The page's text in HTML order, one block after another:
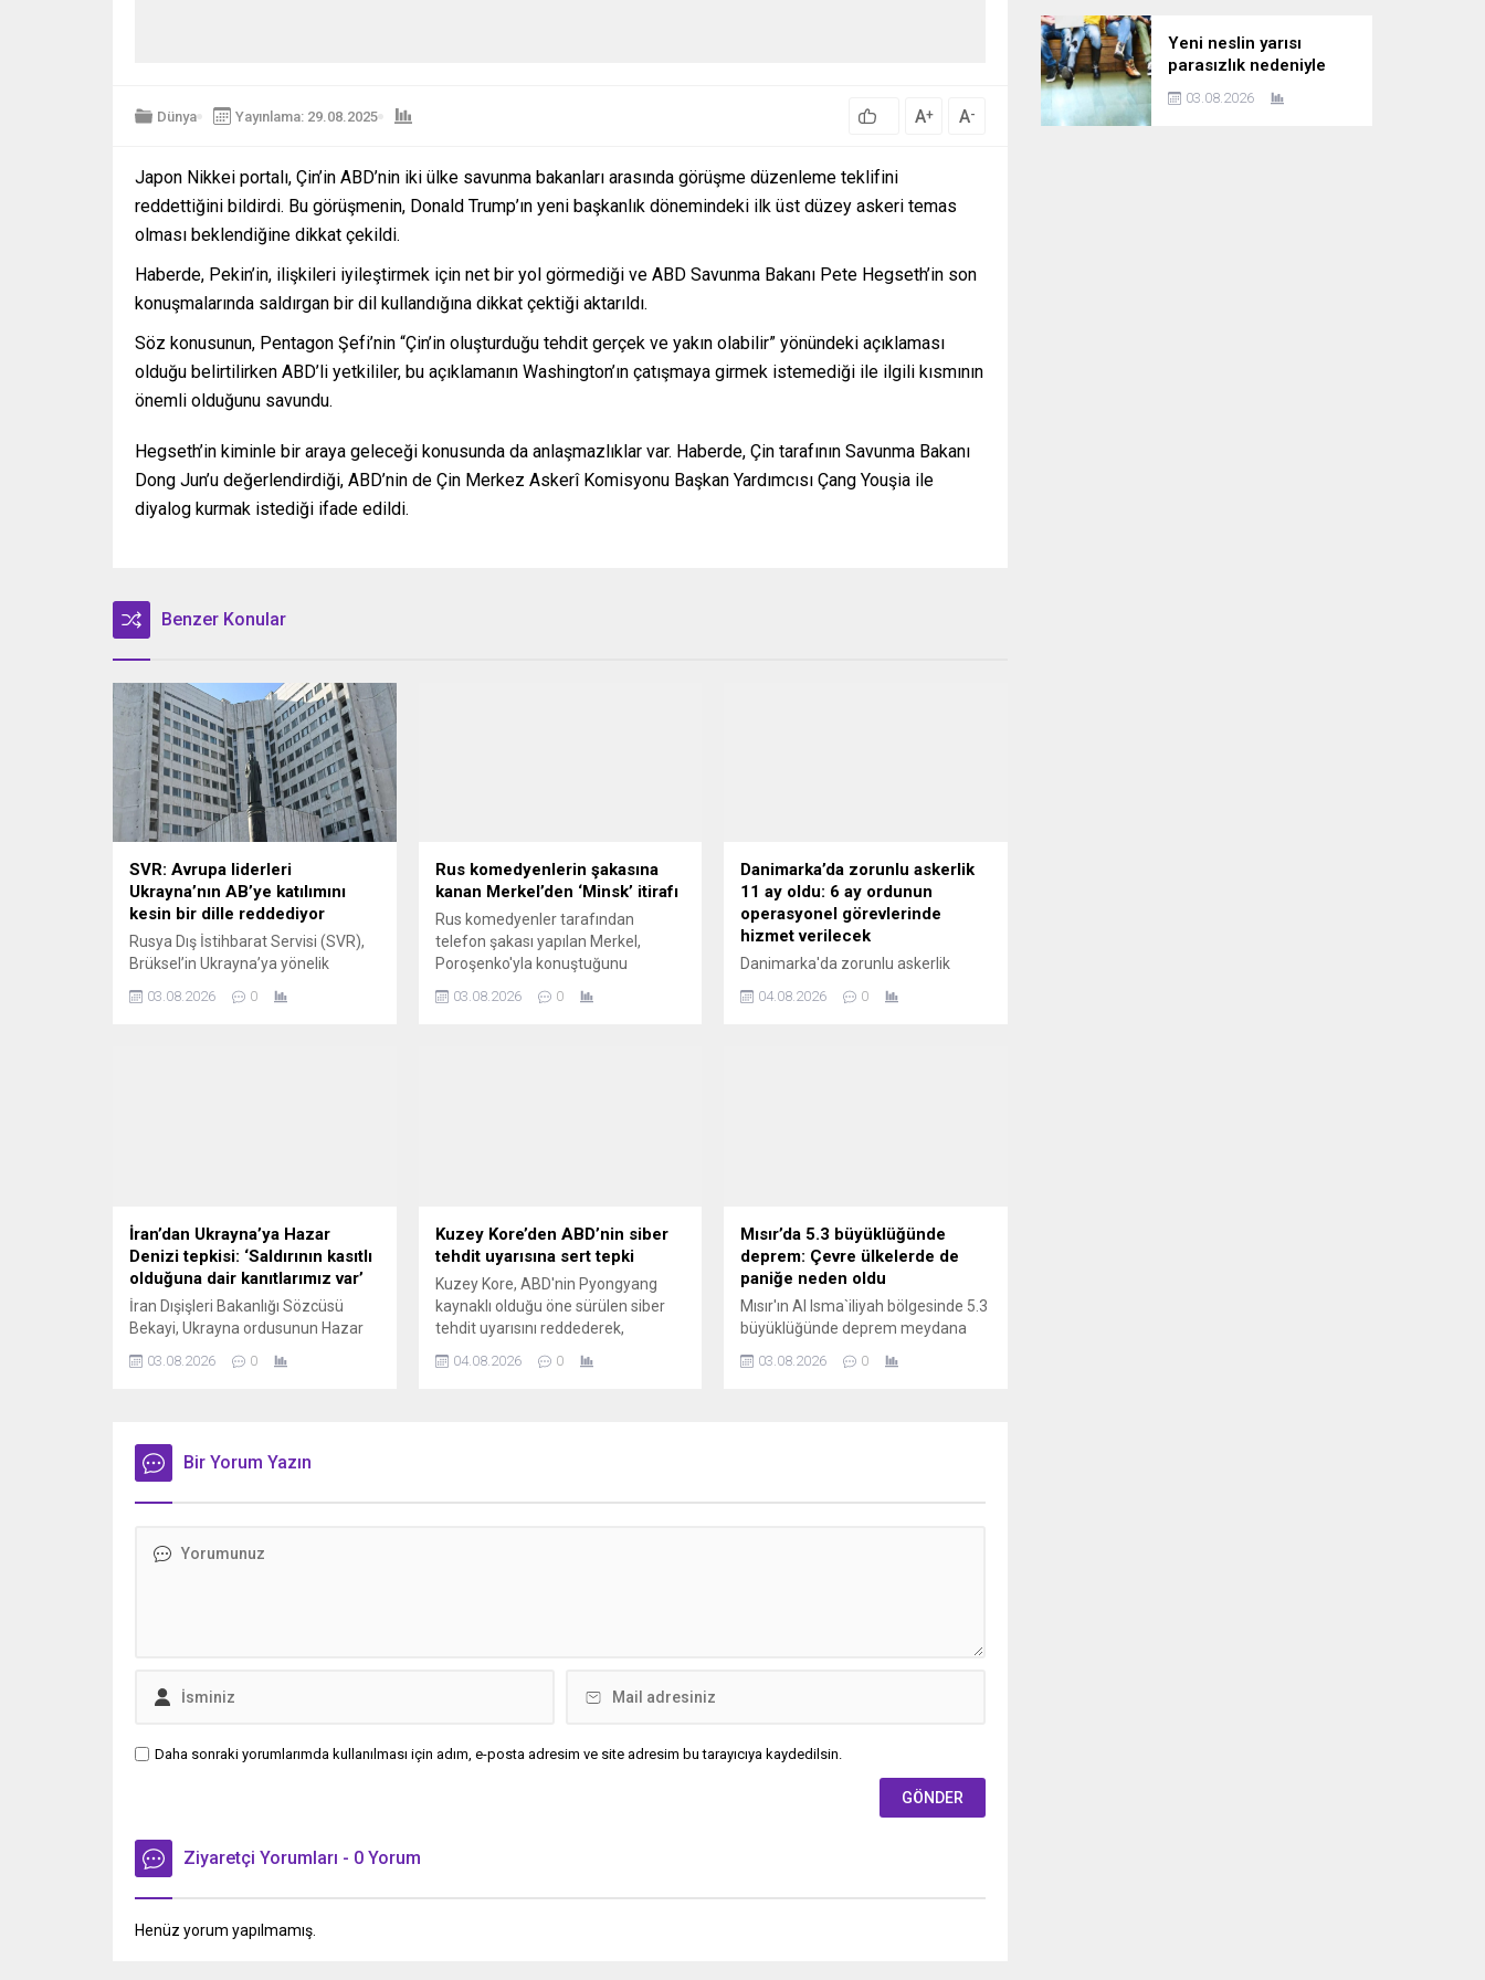
Dünya Yayınlama: 29.08.2025 A+ A-
Japon Nikkei portalı, Çin’in ABD’nin iki ülke savunma bakanları arasında görüşme düzenleme teklifini
reddettiğini bildirdi. Bu görüşmenin, Donald Trump’ın yeni başkanlık dönemindeki ilk üst düzey askeri temas
olması beklendiğine dikkat çekildi.
Haberde, Pekin’in, ilişkileri iyileştirmek için net bir yol görmediği ve ABD Savunma Bakanı Pete Hegseth’in son
konuşmalarında saldırgan bir dil kullandığına dikkat çektiği aktarıldı.
Söz konusunun, Pentagon Şefi’nin “Çin’in oluşturduğu tehdit gerçek ve yakın olabilir” yönündeki açıklaması
olduğu belirtilirken ABD’li yetkililer, bu açıklamanın Washington’ın çatışmaya girmek istemediği ile ilgili kısmının
önemli olduğunu savundu.
Hegseth’in kiminle bir araya geleceği konusunda da anlaşmazlıklar var. Haberde, Çin tarafının Savunma Bakanı
Dong Jun’u değerlendirdiği, ABD’nin de Çin Merkez Askerî Komisyonu Başkan Yardımcısı Çang Youşia ile
diyalog kurmak istediği ifade edildi.
Benzer Konular
SVR: Avrupa liderleri
Ukrayna’nın AB’ye katılımını
kesin bir dille reddediyor
Rusya Dış İstihbarat Servisi (SVR),
Brüksel’in Ukrayna’ya yönelik
vaatlerinin bir aldatmacadan ibaret
olduğunu kaydederek Avrupa
03.08.2026 0
Rus komedyenlerin şakasına
kanan Merkel’den ‘Minsk’ itirafı
Rus komedyenler tarafından
telefon şakası yapılan Merkel,
Poroşenko'yla konuştuğunu
zannederek Minsk sürecine dair
itirafta bulundu.
03.08.2026 0
Danimarka’da zorunlu askerlik
11 ay oldu: 6 ay ordunun
operasyonel görevlerinde
hizmet verilecek
Danimarka'da zorunlu askerlik
süresini 4 aydan 11 aya çıkaran yeni
sistem yürürlüğe girdi. İlk etapta
04.08.2026 0
İran’dan Ukrayna’ya Hazar
Denizi tepkisi: ‘Saldırının kasıtlı
olduğuna dair kanıtlarımız var’
İran Dışişleri Bakanlığı Sözcüsü
Bekayi, Ukrayna ordusunun Hazar
düzenlediği saldırının Kiev’in iddia
gerekli tüm adımları atacağını
belirtti.
03.08.2026 0
Kuzey Kore’den ABD’nin siber
tehdit uyarısına sert tepki
Kuzey Kore, ABD'nin Pyongyang
kaynaklı olduğu öne sürülen siber
tehdit uyarısını reddederek,
zedelemeye yönelik siyasi
04.08.2026 0
Mısır’da 5.3 büyüklüğünde
deprem: Çevre ülkelerde de
paniğe neden oldu
Mısır'ın Al Isma`iliyah bölgesinde 5.3
büyüklüğünde deprem meydana
saatle 03.00'te kaydedilen sarsıntı,
kaybına ilişkin olumsuz bir ihbar
03.08.2026 0
Bir Yorum Yazın
Daha sonraki yorumlarımda kullanılması için adım, e-posta adresim ve site adresim bu tarayıcıya kaydedilsin.
Ziyaretçi Yorumları - 0 Yorum
Henüz yorum yapılmamış.
Yeni neslin yarısı
parasızlık nedeniyle
çocuk planını erteliyor
03.08.2026